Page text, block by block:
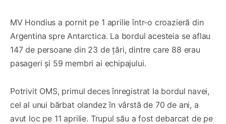
MV Hondius a pornit pe 1 aprilie într-o croazieră din
Argentina spre Antarctica. La bordul acesteia se aflau
147 de persoane din 23 de țări, dintre care 88 erau
pasageri și 59 membri ai echipajului.
Potrivit OMS, primul deces înregistrat la bordul navei,
cel al unui bărbat olandez în vârstă de 70 de ani, a
avut loc pe 11 aprilie. Trupul său a fost debarcat de pe